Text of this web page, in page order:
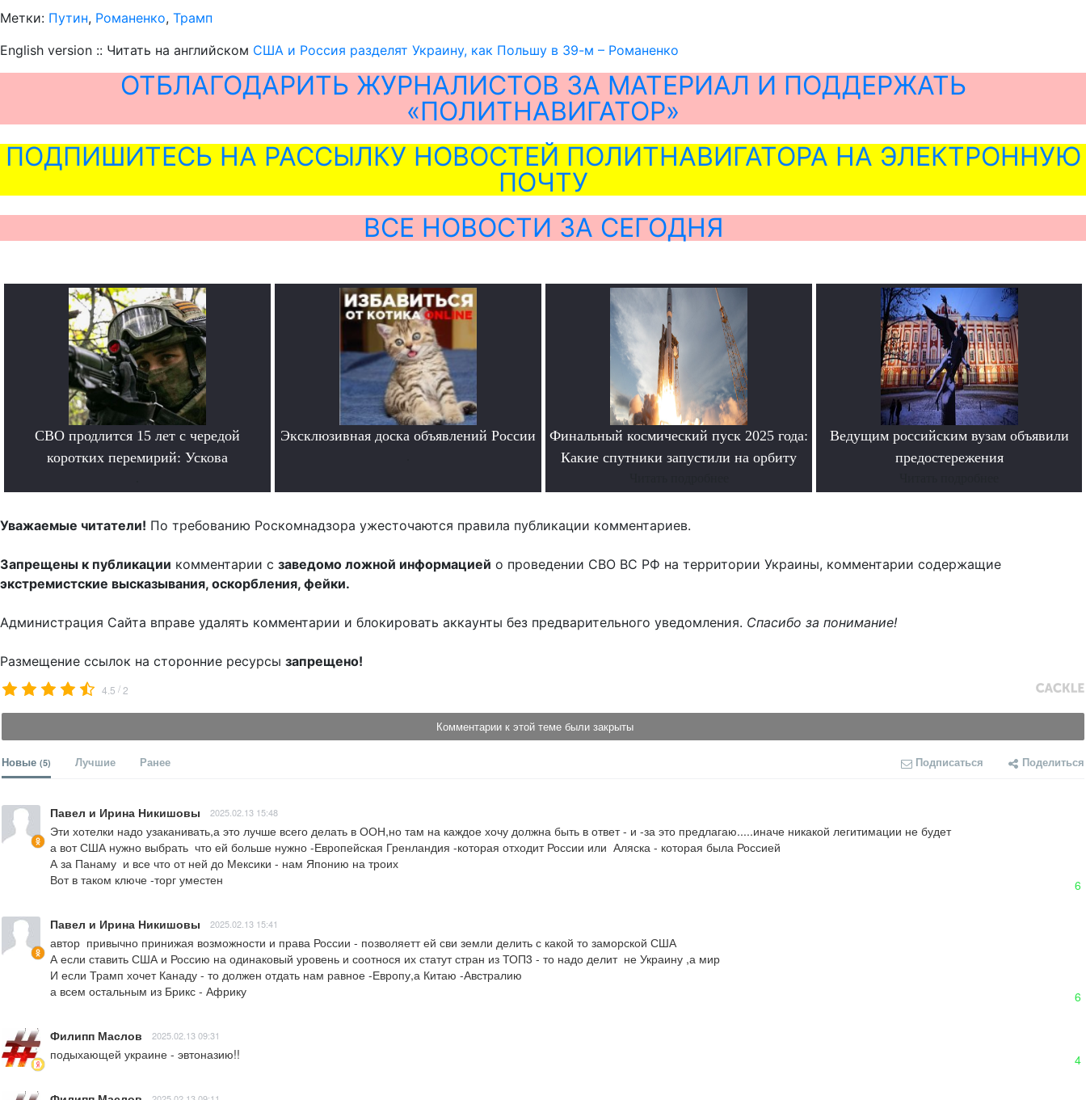
Метки: Путин, Романенко, Трамп
English version :: Читать на английском США и Россия разделят Украину, как Польшу в 39-м – Романенко
ОТБЛАГОДАРИТЬ ЖУРНАЛИСТОВ ЗА МАТЕРИАЛ И ПОДДЕРЖАТЬ
«ПОЛИТНАВИГАТОР»
ПОДПИШИТЕСЬ НА РАССЫЛКУ НОВОСТЕЙ ПОЛИТНАВИГАТОРА НА ЭЛЕКТРОННУЮ
ПОЧТУ
ВСЕ НОВОСТИ ЗА СЕГОДНЯ
СВО продлится 15 лет с чередой
коротких перемирий: Ускова
Эксклюзивная доска объявлений России
Финальный космический пуск 2025 года:
Какие спутники запустили на орбиту
Ведущим российским вузам объявили
предостережения
Уважаемые читатели! По требованию Роскомнадзора ужесточаются правила публикации комментариев.
Запрещены к публикации комментарии с заведомо ложной информацией о проведении СВО ВС РФ на территории Украины, комментарии содержащие
экстремистские высказывания, оскорбления, фейки.
Администрация Сайта вправе удалять комментарии и блокировать аккаунты без предварительного уведомления. Спасибо за понимание!
Размещение ссылок на сторонние ресурсы запрещено!
4.5 /2
Комментарии к этой теме были закрыты
Новые (5) Лучшие Ранее Подписаться Поделиться
Павел и Ирина Никишовы 2025.02.13 15:48
Эти хотелки надо узаканивать,а это лучше всего делать в ООН,но там на каждое хочу должна быть в ответ - и -за это предлагаю.....иначе никакой легитимации не будет
а вот США нужно выбрать  что ей больше нужно -Европейская Гренландия -которая отходит России или  Аляска - которая была Россией
А за Панаму  и все что от ней до Мексики - нам Японию на троих
Вот в таком ключе -торг уместен
6
Павел и Ирина Никишовы 2025.02.13 15:41
автор  привычно принижая возможности и права России - позволяетт ей сви земли делить с какой то заморской США
А если ставить США и Россию на одинаковый уровень и соотнося их статут стран из ТОП3 - то надо делит  не Украину ,а мир
И если Трамп хочет Канаду - то должен отдать нам равное -Европу,а Китаю -Австралию
а всем остальным из Брикс - Африку
6
Филипп Маслов 2025.02.13 09:31
подыхающей украине - эвтоназию!! 4